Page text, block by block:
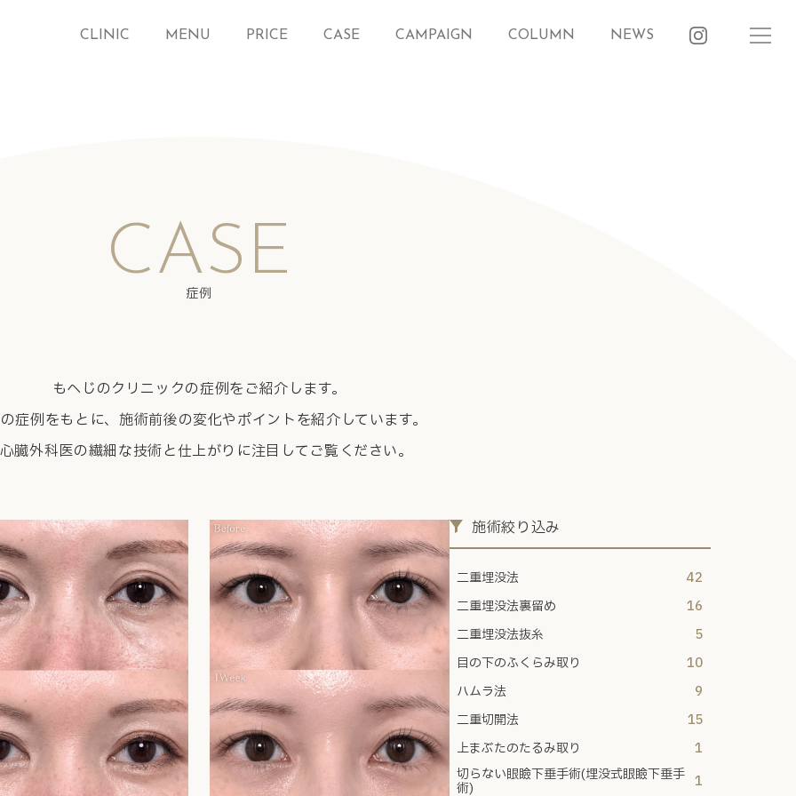
CLINIC MENU PRICE CASE CAMPAIGN COLUMN NEWS
CASE
症例
もへじのクリニックの症例をご紹介します。
症例をもとに、 施術前後の変化やポイントを紹介しています。
臓外科医の繊細な技術と仕上がりに注目してご覧ください。
施術絞り込み
二重埋没法
42
二重埋没法裏留め
16
二重埋没法抜糸
5
目の下のふくらみ取り
10
ハムラ法
9
二重切開法
15
上まぶたのたるみ取り
1
切らない眼瞼下垂手術(埋没式眼瞼下垂手
術) 1